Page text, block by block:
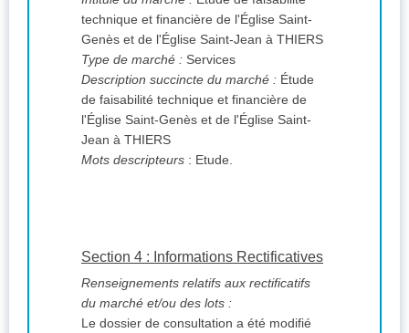
technique et financière de l'Église Saint-
Genès et de l'Église Saint-Jean à THIERS
Type de marché : Services
Description succincte du marché : Étude
de faisabilité technique et financière de
l'Église Saint-Genès et de l'Église Saint-
Jean à THIERS
Mots descripteurs : Etude.
Section 4 : Informations Rectificatives
Renseignements relatifs aux rectificatifs
du marché et/ou des lots :
Le dossier de consultation a été modifié